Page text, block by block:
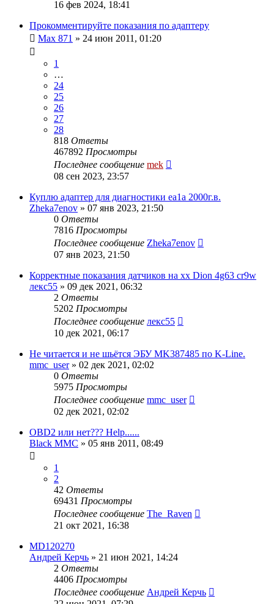
16 фев 2024, 18:41
Прокомментируйте показания по адаптеру
Max 871 » 24 июн 2011, 01:20
1
…
24
25
26
27
28
818 Ответы
467892 Просмотры
Последнее сообщение mek
08 сен 2023, 23:57
Куплю адаптер для диагностики ea1a 2000г.в.
Zheka7enov » 07 янв 2023, 21:50
0 Ответы
7816 Просмотры
Последнее сообщение Zheka7enov
07 янв 2023, 21:50
Корректные показания датчиков на хх Dion 4g63 cr9w
лекс55 » 09 дек 2021, 06:32
2 Ответы
5202 Просмотры
Последнее сообщение лекс55
10 дек 2021, 06:17
Не читается и не шьётся ЭБУ MK387485 по K-Line.
mmc_user» 02 дек 2021, 02:02
0 Ответы
5975 Просмотры
Последнее сообщение mmc_user
02 дек 2021, 02:02
OBD2 или нет??? Help......
Black MMC » 05 янв 2011, 08:49
1
2
42 Ответы
69431 Просмотры
Последнее сообщение The_Raven
21 окт 2021, 16:38
MD120270
Андрей Керчь » 21 июн 2021, 14:24
2 Ответы
4406 Просмотры
Последнее сообщение Андрей Керчь